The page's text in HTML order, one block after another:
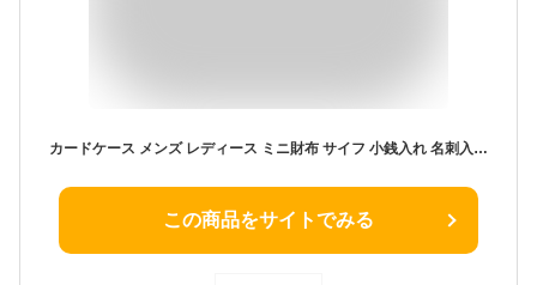
カードケース メンズ レディース ミニ財布 サイフ 小銭入れ 名刺入れ 高級感 クレジットカード入れ カード 男女兼用 新生活 母の日
この商品をサイトでみる